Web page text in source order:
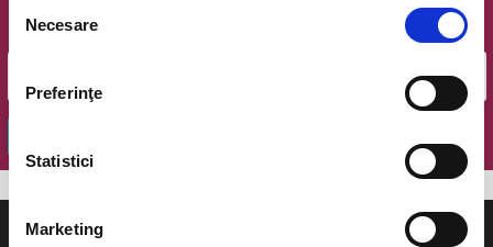
consimțământului
Necesare
Preferinţe
Statistici
Marketing
Email